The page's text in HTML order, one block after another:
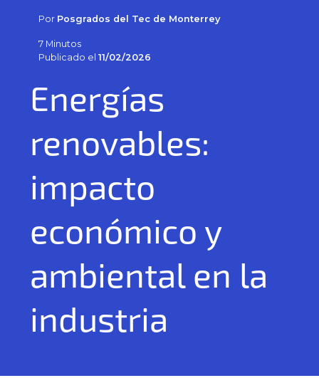
Por Posgrados del Tec de Monterrey
7 Minutos
Publicado el 11/02/2026
Energías
renovables:
impacto
económico y
ambiental en la
industria